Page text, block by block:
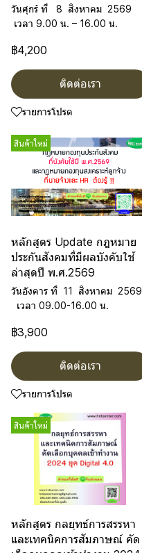
วันศุกร์ ที่ 8 สิงหาคม 2569
เวลา 9.00 น. – 16.00 น.
฿4,200
ติดต่อเรา
รายการโปรด
สินค้าใหม่
หลักสูตร Update กฎหมาย
ประกันสังคมที่มีผลบังคับใช้
ล่าสุดปี พ.ศ.2569
วันอังคาร ที่ 11 สิงหาคม 2569
เวลา 09.00-16.00 น.
฿3,900
ติดต่อเรา
รายการโปรด
สินค้าใหม่
หลักสูตร กลยุทธ์การสรรหา
และเทคนิคการสัมภาษณ์ คัด